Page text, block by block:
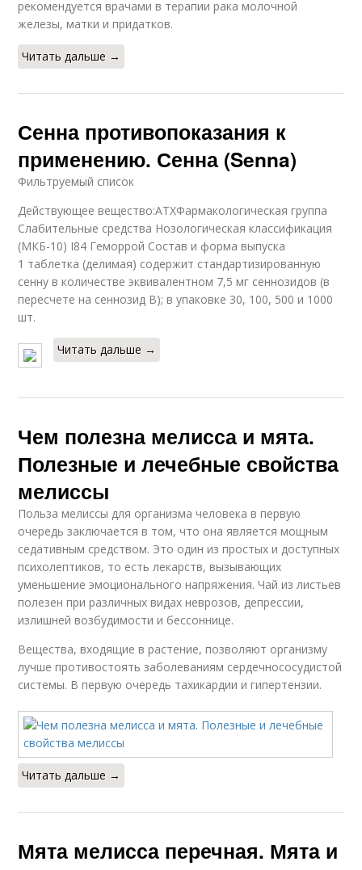
рекомендуется врачами в терапии рака молочной
железы, матки и придатков.
Читать дальше →
Сенна противопоказания к
применению. Сенна (Senna)
Фильтруемый список
Действующее вещество:АТХФармакологическая группа
Слабительные средства Нозологическая классификация
(МКБ-10) I84 Геморрой Состав и форма выпуска
1 таблетка (делимая) содержит стандартизированную
сенну в количестве эквивалентном 7,5 мг сеннозидов (в
пересчете на сеннозид B); в упаковке 30, 100, 500 и 1000
шт.
Читать дальше →
Чем полезна мелисса и мята.
Полезные и лечебные свойства
мелиссы
Польза мелиссы для организма человека в первую
очередь заключается в том, что она является мощным
седативным средством. Это один из простых и доступных
психолептиков, то есть лекарств, вызывающих
уменьшение эмоционального напряжения. Чай из листьев
полезен при различных видах неврозов, депрессии,
излишней возбудимости и бессоннице.
Вещества, входящие в растение, позволяют организму
лучше противостоять заболеваниям сердечнососудистой
системы. В первую очередь тахикардии и гипертензии.
Читать дальше →
Мята мелисса перечная. Мята и